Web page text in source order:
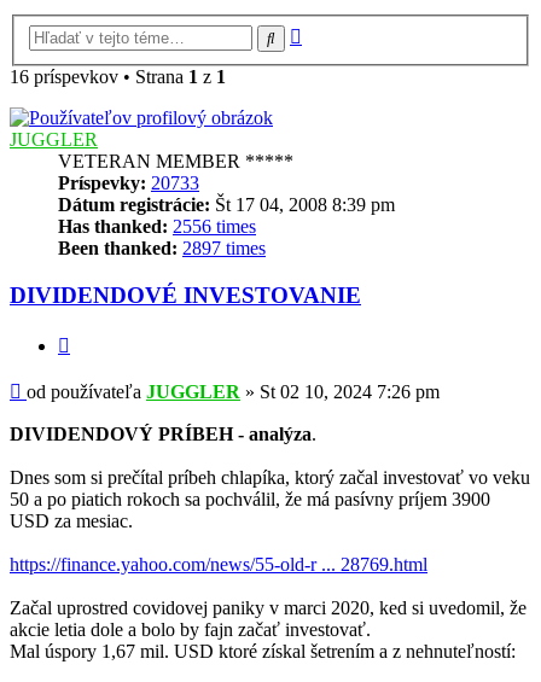
Hľadať
16 príspevkov • Strana 1 z 1
JUGGLER
VETERAN MEMBER *****
Príspevky: 20733
Dátum registrácie: Št 17 04, 2008 8:39 pm
Has thanked: 2556 times
Been thanked: 2897 times
DIVIDENDOVÉ INVESTOVANIE
Príspevok
od používateľa JUGGLER » St 02 10, 2024 7:26 pm
DIVIDENDOVÝ PRÍBEH - analýza.
Dnes som si prečítal príbeh chlapíka, ktorý začal investovať vo veku
50 a po piatich rokoch sa pochválil, že má pasívny príjem 3900
USD za mesiac.
https://finance.yahoo.com/news/55-old-r ... 28769.html
Začal uprostred covidovej paniky v marci 2020, ked si uvedomil, že
akcie letia dole a bolo by fajn začať investovať.
Mal úspory 1,67 mil. USD ktoré získal šetrením a z nehnuteľností: